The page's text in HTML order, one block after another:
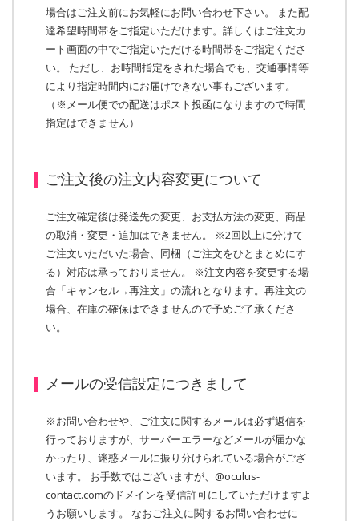
場合はご注文前にお気軽にお問い合わせ下さい。 また配
達希望時間帯をご指定いただけます。詳しくはご注文カ
ート画面の中でご指定いただける時間帯をご指定くださ
い。 ただし、お時間指定をされた場合でも、交通事情等
により指定時間内にお届けできない事もございます。
（※メール便での配送はポスト投函になりますので時間
指定はできません）
ご注文後の注文内容変更について
ご注文確定後は発送先の変更、お支払方法の変更、商品
の取消・変更・追加はできません。 ※2回以上に分けて
ご注文いただいた場合、同梱（ご注文をひとまとめにす
る）対応は承っておりません。 ※注文内容を変更する場
合「キャンセル→再注文」の流れとなります。再注文の
場合、在庫の確保はできませんので予めご了承くださ
い。
メールの受信設定につきまして
※お問い合わせや、ご注文に関するメールは必ず返信を
行っておりますが、サーバーエラーなどメールが届かな
かったり、迷惑メールに振り分けられている場合がござ
います。 お手数ではございますが、@oculus-
contact.comのドメインを受信許可にしていただけますよ
うお願いします。 なおご注文に関するお問い合わせに